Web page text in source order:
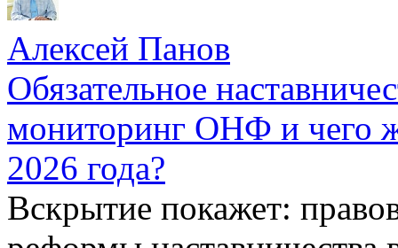
Алексей Панов
Обязательное
мониторинг ОНФ и чего
2026 года?
Вскрытие покажет: